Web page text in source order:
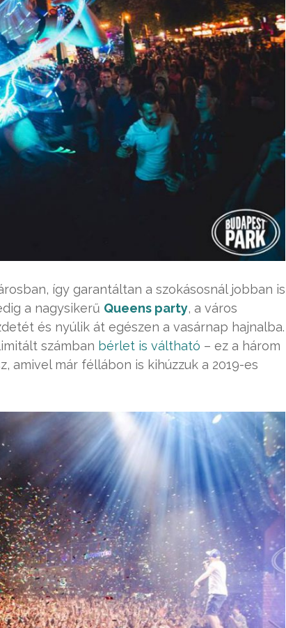
így garantáltan a szokásosnál jobban is
a nagysikerű Queens party, a város
és nyúlik át egészen a vasárnap hajnalba.
számban bérlet is váltható – ez a három
amivel már féllábon is kihúzzuk a 2019-es